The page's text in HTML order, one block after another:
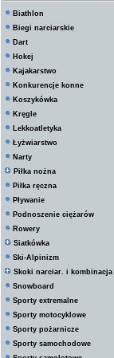
Biathlon
Biegi narciarskie
Dart
Hokej
Kajakarstwo
Konkurencje konne
Koszykówka
Kręgle
Lekkoatletyka
Łyżwiarstwo
Narty
Piłka nożna
Piłka ręczna
Pływanie
Podnoszenie ciężarów
Rowery
Siatkówka
Ski-Alpinizm
Skoki narciar. i kombinacja
Snowboard
Sporty extremalne
Sporty motocyklowe
Sporty pożarnicze
Sporty samochodowe